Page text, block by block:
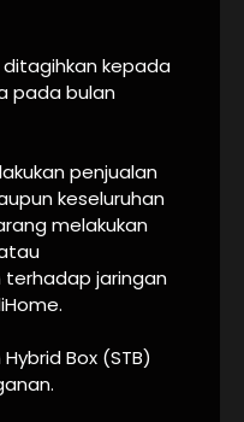
ditagihkan kepada
pada bulan
penjualan
keseluruhan
melakukan
jaringan
Box (STB)